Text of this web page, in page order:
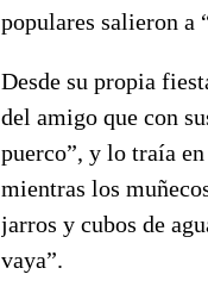
populares salieron a
Desde su propia
del amigo que con
puerco”, y lo traía
mientras los
jarros y cubos de
vaya”.